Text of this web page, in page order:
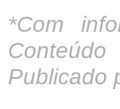
*Com
Conteúdo
Publicado